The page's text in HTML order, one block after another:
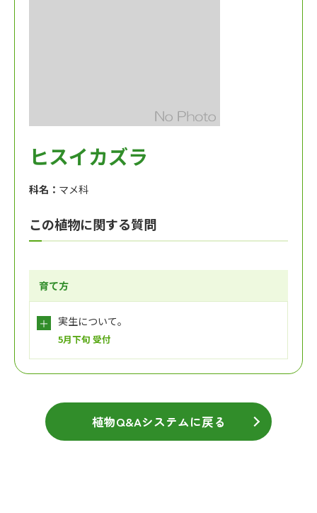
ヒスイカズラ
科名： マメ科
この植物に関する質問
育て方
実生について。
5月下旬 受付
植物Q&Aシステムに戻る